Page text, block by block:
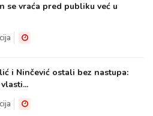
se vraća pred publiku već u
i Ninčević ostali bez nastupa: